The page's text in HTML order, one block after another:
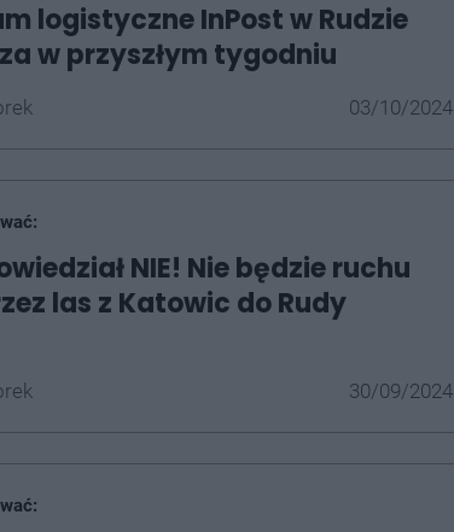
logistyczne InPost w Rudzie
w przyszłym tygodniu
03/10/2024
NIE! Nie będzie ruchu
las z Katowic do Rudy
30/09/2024